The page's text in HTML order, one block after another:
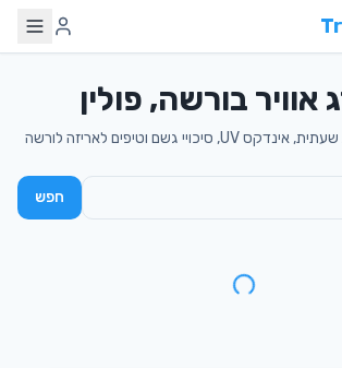
אוויר בורשה, פולין
חפש